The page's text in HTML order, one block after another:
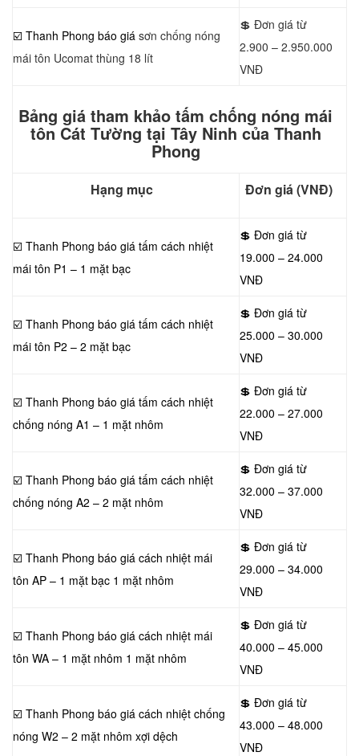
☑️ Thanh Phong báo giá sơn chống nóng
mái tôn Ucomat thùng 18 lít
💲 Đơn giá từ
2.900 – 2.950.000
VNĐ
Bảng giá tham khảo tấm chống nóng mái
tôn Cát Tường tại Tây Ninh của Thanh
Phong
Hạng mục Đơn giá (VNĐ)
☑️ Thanh Phong báo giá tấm cách nhiệt
mái tôn P1 – 1 mặt bạc
💲 Đơn giá từ
19.000 – 24.000
VNĐ
☑️ Thanh Phong báo giá tấm cách nhiệt
mái tôn P2 – 2 mặt bạc
💲 Đơn giá từ
25.000 – 30.000
VNĐ
☑️ Thanh Phong báo giá tấm cách nhiệt
chống nóng A1 – 1 mặt nhôm
💲 Đơn giá từ
22.000 – 27.000
VNĐ
☑️ Thanh Phong báo giá tấm cách nhiệt
chống nóng A2 – 2 mặt nhôm
💲 Đơn giá từ
32.000 – 37.000
VNĐ
☑️ Thanh Phong báo giá cách nhiệt mái
tôn AP – 1 mặt bạc 1 mặt nhôm
💲 Đơn giá từ
29.000 – 34.000
VNĐ
☑️ Thanh Phong báo giá cách nhiệt mái
tôn WA – 1 mặt nhôm 1 mặt nhôm
💲 Đơn giá từ
40.000 – 45.000
VNĐ
☑️ Thanh Phong báo giá cách nhiệt chống
nóng W2 – 2 mặt nhôm xợi dệch
💲 Đơn giá từ
43.000 – 48.000
VNĐ